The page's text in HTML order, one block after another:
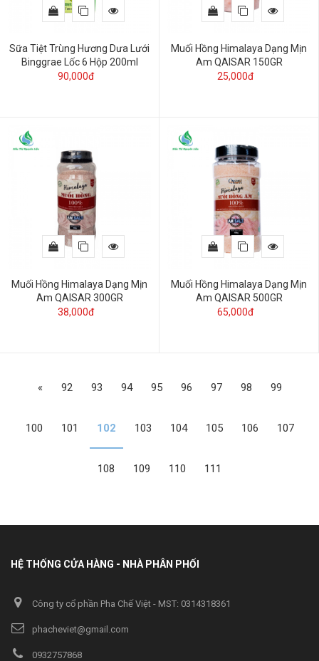
Sữa Tiệt Trùng Hương Dưa Lưới
Binggrae Lốc 6 Hộp 200ml
90,000đ
Muối Hồng Himalaya Dạng Mịn
Am QAISAR 150GR
25,000đ
Muối Hồng Himalaya Dạng Mịn
Am QAISAR 300GR
38,000đ
Muối Hồng Himalaya Dạng Mịn
Am QAISAR 500GR
65,000đ
« 92 93 94 95 96 97 98 99
100 101 102 103 104 105 106 107
108 109 110 111
HỆ THỐNG CỬA HÀNG - NHÀ PHÂN PHỐI
Công ty cổ phần Pha Chế Việt - MST: 0314318361
phacheviet@gmail.com
0932757868